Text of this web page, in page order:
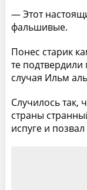
— Этот
фальшивые.
Понес старик
те подтвердили
случая Ильм
Случилось так,
страны
испуге и